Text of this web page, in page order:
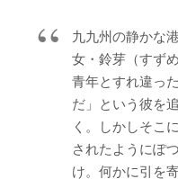
九九州の静かな
女・鈴芽（すず
青年とすれ違っ
だ」という彼を
く。しかしそこ
されたようにぽ
け。何かに引を